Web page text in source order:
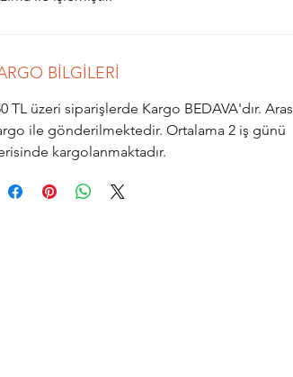
BİLGİLERİ
TL üzeri siparişlerde Kargo BEDAVA'dır. Aras
ile gönderilmektedir. Ortalama 2 iş günü
kargolanmaktadır.